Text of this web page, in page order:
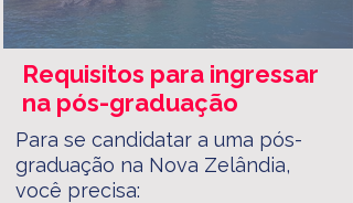
Requisitos para ingressar
na pós-graduação
Para se candidatar a uma pós-
graduação na Nova Zelândia,
você precisa: